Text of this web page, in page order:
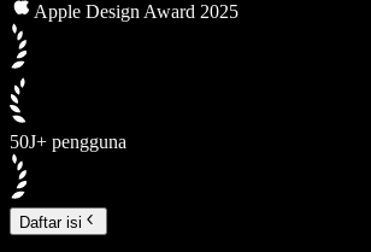
Apple Design Award 2025
50J+ pengguna
Daftar isi